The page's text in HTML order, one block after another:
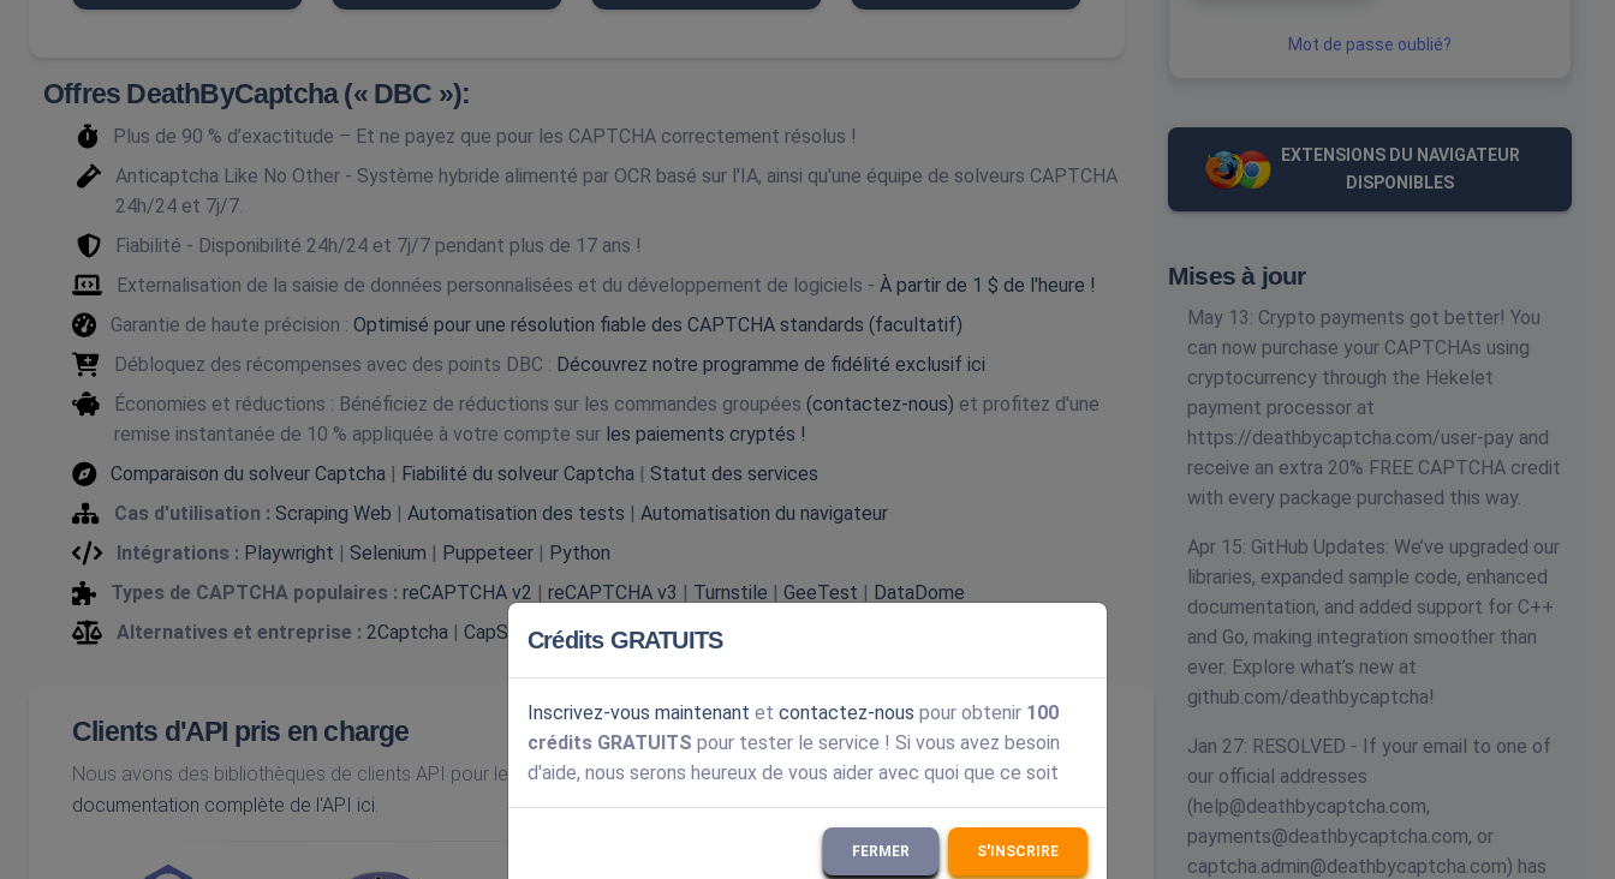
Offres DeathByCaptcha (« DBC »):
Plus de 90 % d’exactitude – Et ne payez que pour les CAPTCHA correctement résolus !
Anticaptcha Like No Other - Système hybride alimenté par OCR basé sur l'IA, ainsi qu'une équipe de solveurs CAPTCHA
24h/24 et 7j/7.
Fiabilité - Disponibilité 24h/24 et 7j/7 pendant plus de 17 ans !
Externalisation de la saisie de données personnalisées et du développement de logiciels - À partir de 1 $ de l'heure !
Garantie de haute précision : Optimisé pour une résolution fiable des CAPTCHA standards (facultatif)
Débloquez des récompenses avec des points DBC : Découvrez notre programme de fidélité exclusif ici
Économies et réductions : Bénéficiez de réductions sur les commandes groupées (contactez-nous) et profitez d'une
remise instantanée de 10 % appliquée à votre compte sur les paiements cryptés !
Comparaison du solveur Captcha | Fiabilité du solveur Captcha | Statut des services
Cas d'utilisation : Scraping Web | Automatisation des tests | Automatisation du navigateur
Intégrations : Playwright | Selenium | Puppeteer | Python
Types de CAPTCHA populaires : reCAPTCHA v2 | reCAPTCHA v3 | Turnstile | GeeTest | DataDome
Alternatives et entreprise : 2Captcha | CapSolver|Anti-Captcha |Solution captcha d'entreprise
Clients d'API pris en charge
Nous avons des bibliothèques de clients API pour les langages de programmation les plus populaires.Explorez la
documentation complète de l'API ici.
Mot de passe oublié?
EXTENSIONS DU NAVIGATEUR
DISPONIBLES
Mises à jour
May 13: Crypto payments got better! You
can now purchase your CAPTCHAs using
cryptocurrency through the Hekelet
payment processor at
https://deathbycaptcha.com/user-pay and
receive an extra 20% FREE CAPTCHA credit
with every package purchased this way.
Apr 15: GitHub Updates: We’ve upgraded our
libraries, expanded sample code, enhanced
documentation, and added support for C++
and Go, making integration smoother than
ever. Explore what’s new at
github.com/deathbycaptcha!
Jan 27: RESOLVED - If your email to one of
our official addresses
(help@deathbycaptcha.com,
payments@deathbycaptcha.com, or
captcha.admin@deathbycaptcha.com) has
Crédits GRATUITS
Inscrivez-vous maintenant et contactez-nous pour obtenir 100
crédits GRATUITS pour tester le service ! Si vous avez besoin
d'aide, nous serons heureux de vous aider avec quoi que ce soit
FERMER S'INSCRIRE